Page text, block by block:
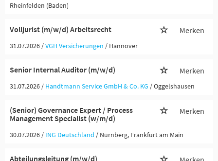
Rheinfelden (Baden)
Volljurist (m/w/d) Arbeitsrecht Merken
31.07.2026 /VGH Versicherungen / Hannover
Senior Internal Auditor (m/w/d) Merken
31.07.2026 / Handtmann Service GmbH & Co. KG / Oggelshausen
(Senior) Governance Expert / Process
Management Specialist (w/m/d)
Merken
30.07.2026 / ING Deutschland / Nürnberg, Frankfurt am Main
Abteilungsleitung (m/w/d)